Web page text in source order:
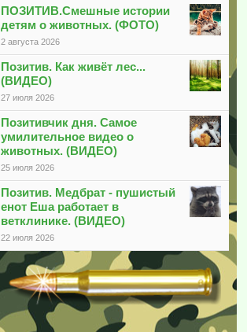
ПОЗИТИВ.Смешные истории
детям о животных. (ФОТО)
2 августа 2026
Позитив. Как живёт лес...
(ВИДЕО)
27 июля 2026
Позитивчик дня. Самое
умилительное видео о
животных. (ВИДЕО)
25 июля 2026
Позитив. Медбрат - пушистый
енот Еша работает в
ветклинике. (ВИДЕО)
22 июля 2026